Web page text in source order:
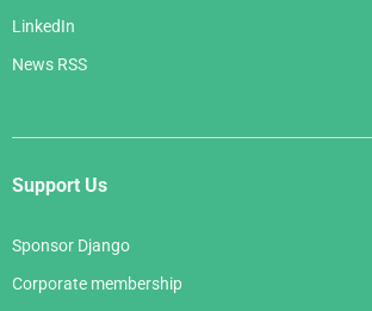
LinkedIn
News RSS
Support Us
Sponsor Django
Corporate membership